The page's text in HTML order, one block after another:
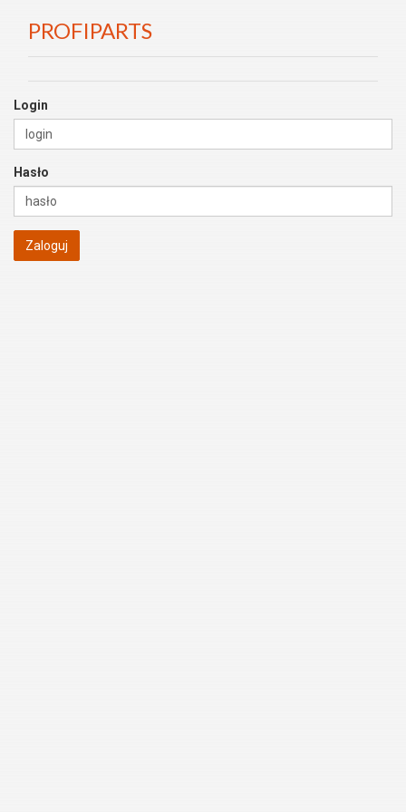
PROFIPARTS
Login
Hasło
Zaloguj